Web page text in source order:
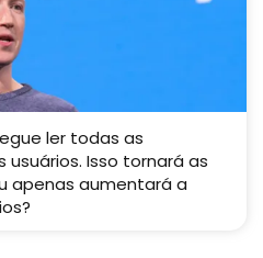
ler todas as
Isso tornará as
apenas aumentará a